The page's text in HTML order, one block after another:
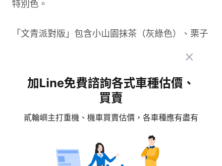
加Line免費諮詢各式車種估價、
買賣
貳輪嶼主打重機、機車買賣估價，各車種應有盡有
特別色。
「文青派對版」包含小山園抹茶（灰綠色）、栗子
蒙布朗（奶茶色）和雲朵白乳酪（羊絨白色）三種
歐式設計風格，使 J bubu 115 的獨特性更上一層
樓。「文青派對版」的售價為75,000元，雖然在
硬體配備上與標準版相同，但獨特的外觀設計讓騎
士能夠感受到派對般的愉悅氣氛，成為街頭上的文